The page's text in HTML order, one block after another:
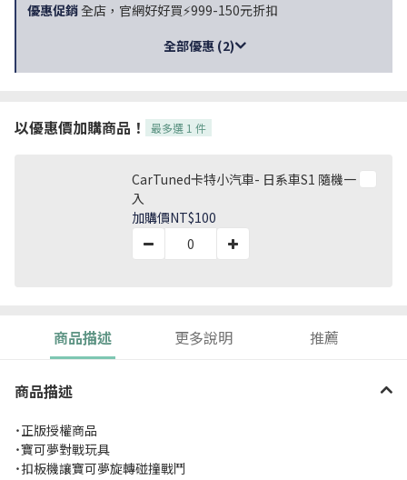
優惠促銷全店，官網好好買⚡999-150元折扣
全部優惠 (2)
以優惠價加購商品！ 最多選 1 件
CarTuned卡特小汽車- 日系車S1 隨機一
入
加購價NT$100
商品描述 更多說明 推薦
商品描述
˙正版授權商品
˙寶可夢對戰玩具
˙扣板機讓寶可夢旋轉碰撞戰鬥